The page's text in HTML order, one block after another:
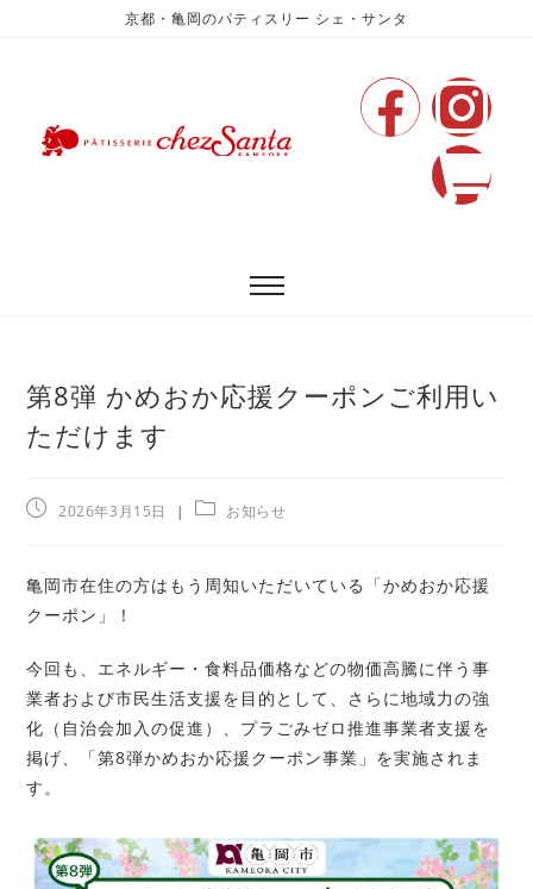
京都・亀岡のパティスリー シェ・サンタ
第8弾 かめおか応援クーポンご利用い
ただけます
2026年3月15日 お知らせ
亀岡市在住の方はもう周知いただいている「かめおか応援
クーポン」！
今回も、エネルギー・食料品価格などの物価高騰に伴う事
業者および市民生活支援を目的として、さらに地域力の強
化（自治会加入の促進）、プラごみゼロ推進事業者支援を
掲げ、「第8弾かめおか応援クーポン事業」を実施されま
す。